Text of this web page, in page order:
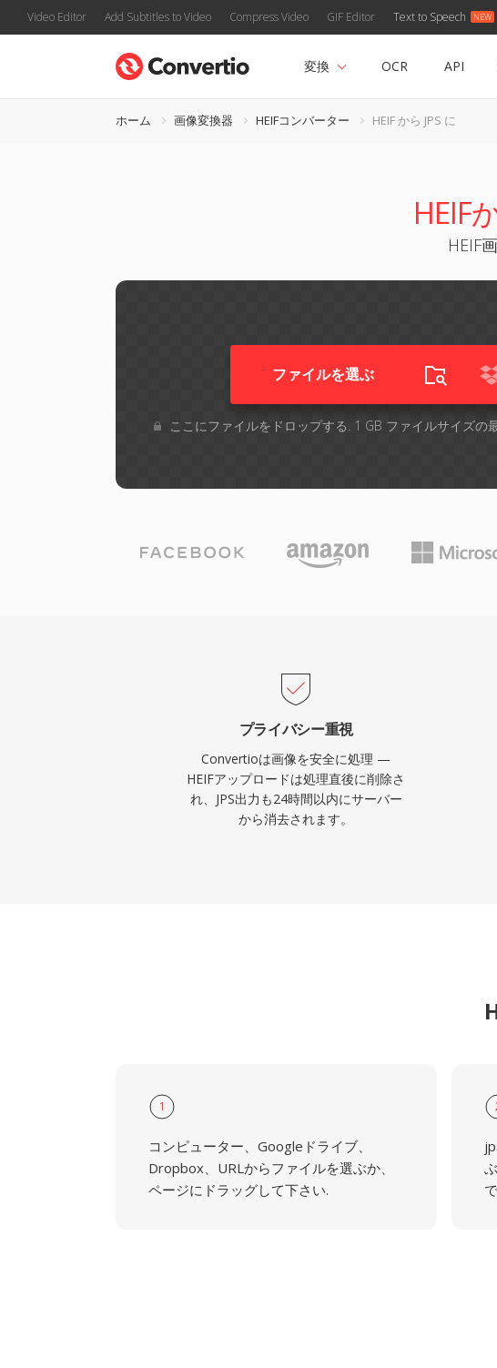
Video Editor Add Subtitles to Video Compress Video GIF Editor Text to Speech
変換 OCR API
ホーム 画像変換器 HEIFコンバーター HEIF から JPS に
HEIF
HEIF
ファイルを選ぶ
ここにファイルをドロップする. 1 GB ファイルサイズの
プライバシー重視
Convertioは画像を安全に処理 —
HEIFアップロードは処理直後に削除さ
れ、JPS出力も24時間以内にサーバー
から消去されます。
1
コンピューター、Googleドライブ、
Dropbox、URLからファイルを選ぶか、
ページにドラッグして下さい.